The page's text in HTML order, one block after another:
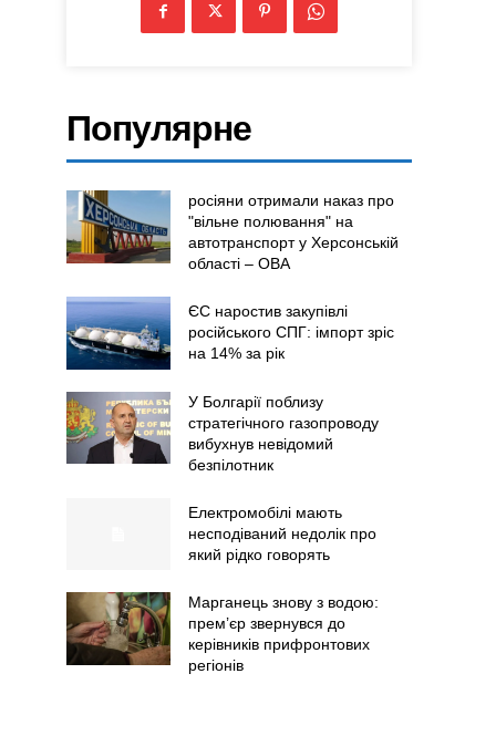
Популярне
росіяни отримали наказ про
"вільне полювання" на
автотранспорт у Херсонській
області – ОВА
ЄС наростив закупівлі
російського СПГ: імпорт зріс
на 14% за рік
У Болгарії поблизу
стратегічного газопроводу
вибухнув невідомий
безпілотник
Електромобілі мають
несподіваний недолік про
який рідко говорять
Марганець знову з водою:
прем’єр звернувся до
керівників прифронтових
регіонів